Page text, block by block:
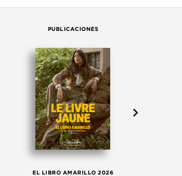
PUBLICACIONES
EL LIBRO AMARILLO 2026